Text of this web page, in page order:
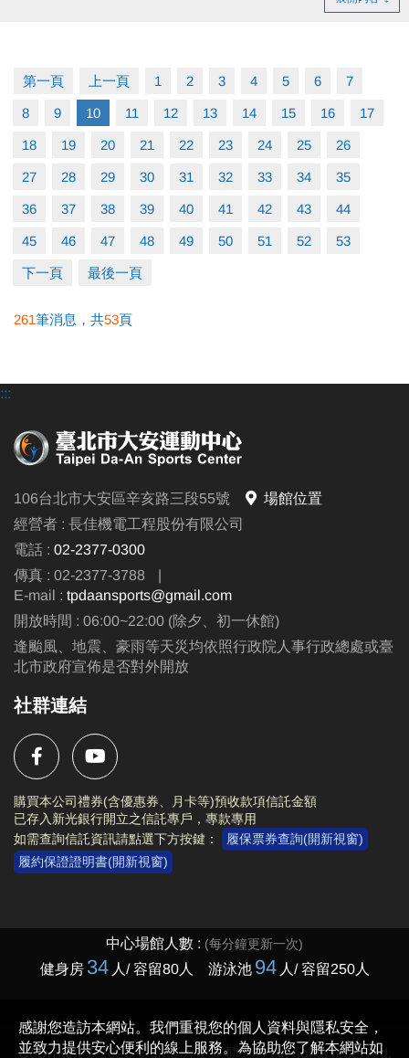
後續場地開放相關資訊，請以官網及現場最新公告為
造成不便 敬請見諒
第一頁 上一頁 1 2 3 4 5 6 7
8 9 10 11 12 13 14 15 16 17
18 19 20 21 22 23 24 25 26
27 28 29 30 31 32 33 34 35
36 37 38 39 40 41 42 43 44
45 46 47 48 49 50 51 52 53
下一頁 最後一頁
261筆消息，共53頁
:::
106台北市大安區辛亥路三段55號
場館位置
經營者 : 長佳機電工程股份有限公司
電話 : 02-2377-0300
傳真 : 02-2377-3788
|
E-mail : tpdaansports@gmail.com
開放時間 : 06:00~22:00 (除夕、初一休館)
逢颱風、地震、豪雨等天災均依照行政院人事行政總處或臺
北市政府宣佈是否對外開放
社群連結
購買本公司禮券(含優惠券、月卡等)預收款項信託金額
已存入新光銀行開立之信託專戶，專款專用
如需查詢信託資訊請點選下方按鍵：
履保票券查詢(開新視窗)
履約保證證明書(開新視窗)
Copyright © 2023 臺北市大安運動中心 All rights reserved.